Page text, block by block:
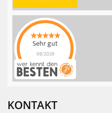
Sehr gut
08/2026
Rothbaum Invest
hat4.9von5
auf
werkenntdenBESTEN.de
KONTAKT